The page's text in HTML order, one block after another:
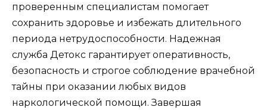
проверенным специалистам помогает
сохранить здоровье и избежать длительного
периода нетрудоспособности. Надежная
служба Детокс гарантирует оперативность,
безопасность и строгое соблюдение врачебной
тайны при оказании любых видов
наркологической помощи. Завершая